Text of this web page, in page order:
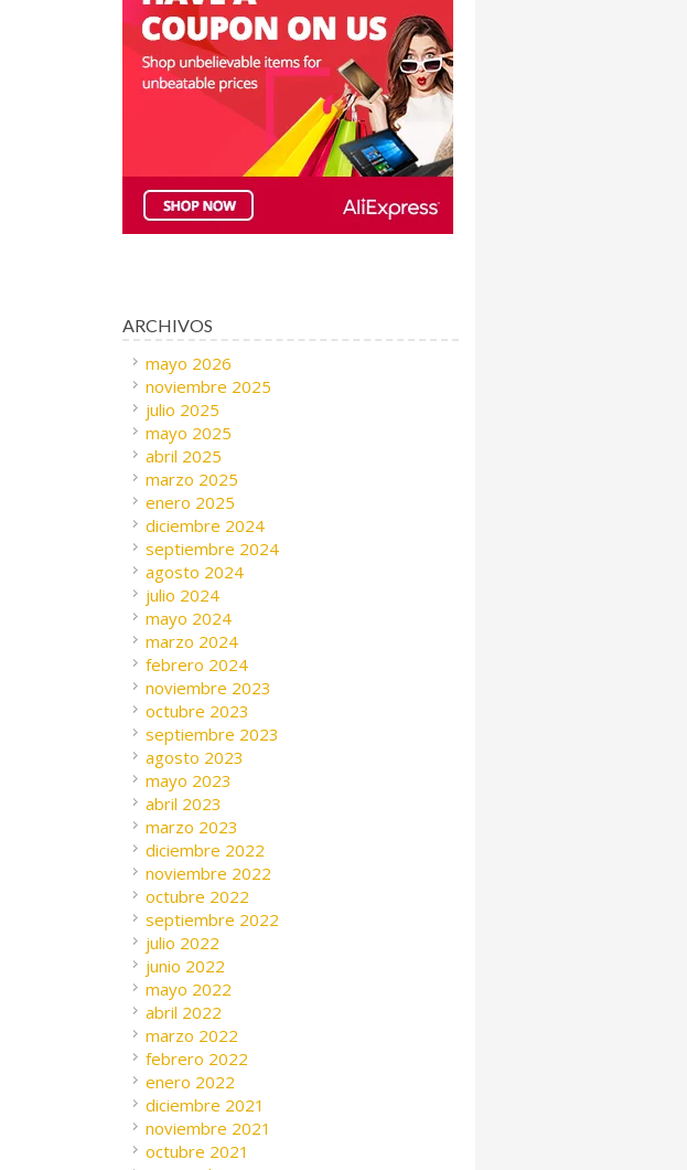
ARCHIVOS
mayo 2026
noviembre 2025
julio 2025
mayo 2025
abril 2025
marzo 2025
enero 2025
diciembre 2024
septiembre 2024
agosto 2024
julio 2024
mayo 2024
marzo 2024
febrero 2024
noviembre 2023
octubre 2023
septiembre 2023
agosto 2023
mayo 2023
abril 2023
marzo 2023
diciembre 2022
noviembre 2022
octubre 2022
septiembre 2022
julio 2022
junio 2022
mayo 2022
abril 2022
marzo 2022
febrero 2022
enero 2022
diciembre 2021
noviembre 2021
octubre 2021